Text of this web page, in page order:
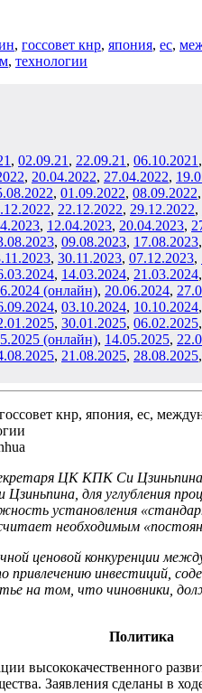
, госсовет кнр, япония, ес,
, технологии
, 02.09.21 , 22.09.21 , 06.10.2021 ,
, 20.04.2022, 27.04.2022, 19
.08.2022, 01 .09.2022, 08.09.2022,
.12.2022, 22.12.2022, 29.12.2022,
, 12.04.2023, 20.04.2023,
.08.2023, 09.08.2023, 17.08.2023,
.11.2023, 30.11.2023, 07.12.2023,
, 14.03.2024, 21.03.2024,
(онлайн), 20.06.2024, 27
, 03.10.2024, 10.10.2024,
, 30.01.2025, 06.02.2025,
(онлайн), 14.05.2025, 22
.08.2025, 21 .08.2025, 28.08.2025,
ЦК КПК Си Цзиньпина
для углубления
установления
необходимым
ценовой конкуренции
инвестиций,
на том, что чиновники,
Политика
высококачественного
Заявления сделаны в